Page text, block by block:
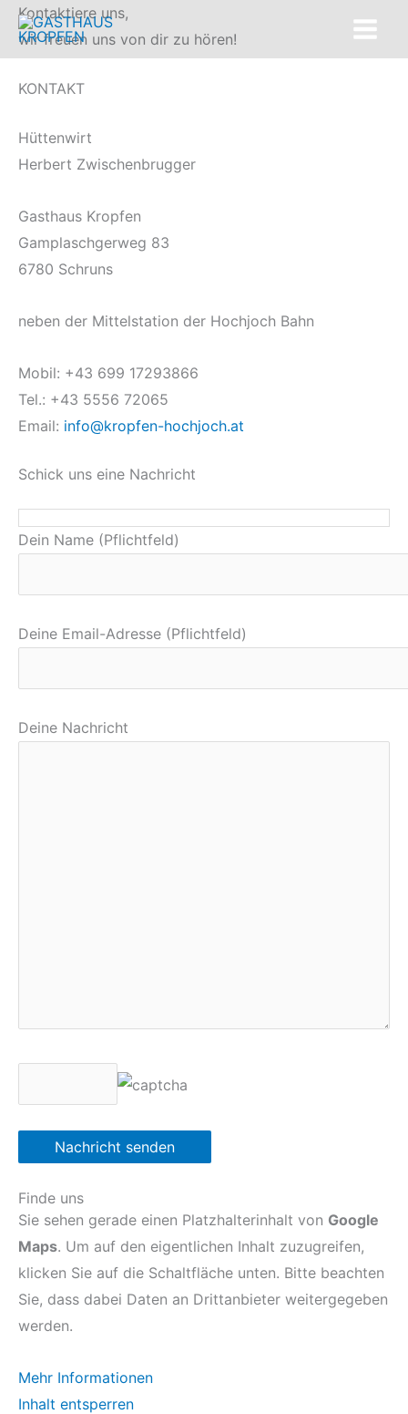
Zum
Inhalt
Kontaktiere uns,
wir freuen uns von dir zu hören!
KONTAKT
Hüttenwirt
Herbert Zwischenbrugger
Gasthaus Kropfen
Gamplaschgerweg 83
6780 Schruns
neben der Mittelstation der Hochjoch Bahn
Mobil: +43 699 17293866
Tel.: +43 5556 72065
Email: info@kropfen-hochjoch.at
Schick uns eine Nachricht
Dein Name (Pflichtfeld)
Deine Email-Adresse (Pflichtfeld)
Deine Nachricht
Finde uns
Sie sehen gerade einen Platzhalterinhalt von Google
Maps. Um auf den eigentlichen Inhalt zuzugreifen,
klicken Sie auf die Schaltfläche unten. Bitte beachten
Sie, dass dabei Daten an Drittanbieter weitergegeben
werden.
Mehr Informationen
Inhalt entsperren